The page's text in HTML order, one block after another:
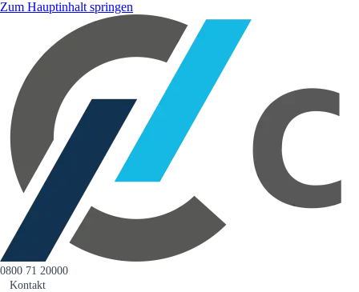
Zum Hauptinhalt springen
0800 71 20000
Kontakt